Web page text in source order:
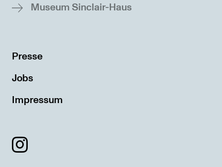
Museum Sinclair-Haus
Presse
Jobs
Impressum